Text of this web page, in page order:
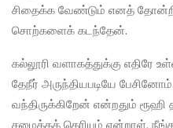
சிதைக்க வேண்டும் எனத்
சொற்களைக் கடந்தேன்.
கல்லூரி வளாகத்துக்கு எதிரே
தேநீர் அருந்தியபடியே
வந்திருக்கிறேன் என்றதும் ரூஹி